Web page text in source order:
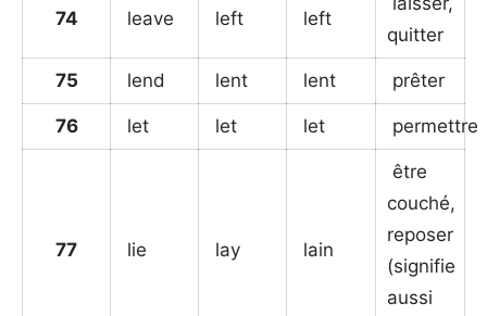
74 leave left left
quitter
75 lend lent lent prêter
76 let let let permettre
77 lie lay lain
être
couché,
reposer
(signifie
aussi